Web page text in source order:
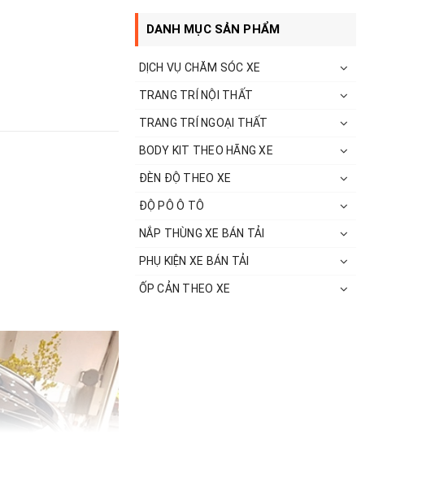
DANH MỤC SẢN PHẨM
DỊCH VỤ CHĂM SÓC XE
TRANG TRÍ NỘI THẤT
TRANG TRÍ NGOẠI THẤT
BODY KIT THEO HÃNG XE
ĐÈN ĐỘ THEO XE
ĐỘ PÔ Ô TÔ
NẮP THÙNG XE BÁN TẢI
PHỤ KIỆN XE BÁN TẢI
ỐP CẢN THEO XE